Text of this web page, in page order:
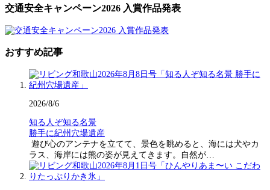
交通安全キャンペーン2026 入賞作品発表
おすすめ記事
2026/8/6
知る人ぞ知る名景
勝手に紀州穴場遺産
遊び心のアンテナを立てて、景色を眺めると、海には犬やカ
ラス、海岸には熊の姿が見えてきます。自然が…